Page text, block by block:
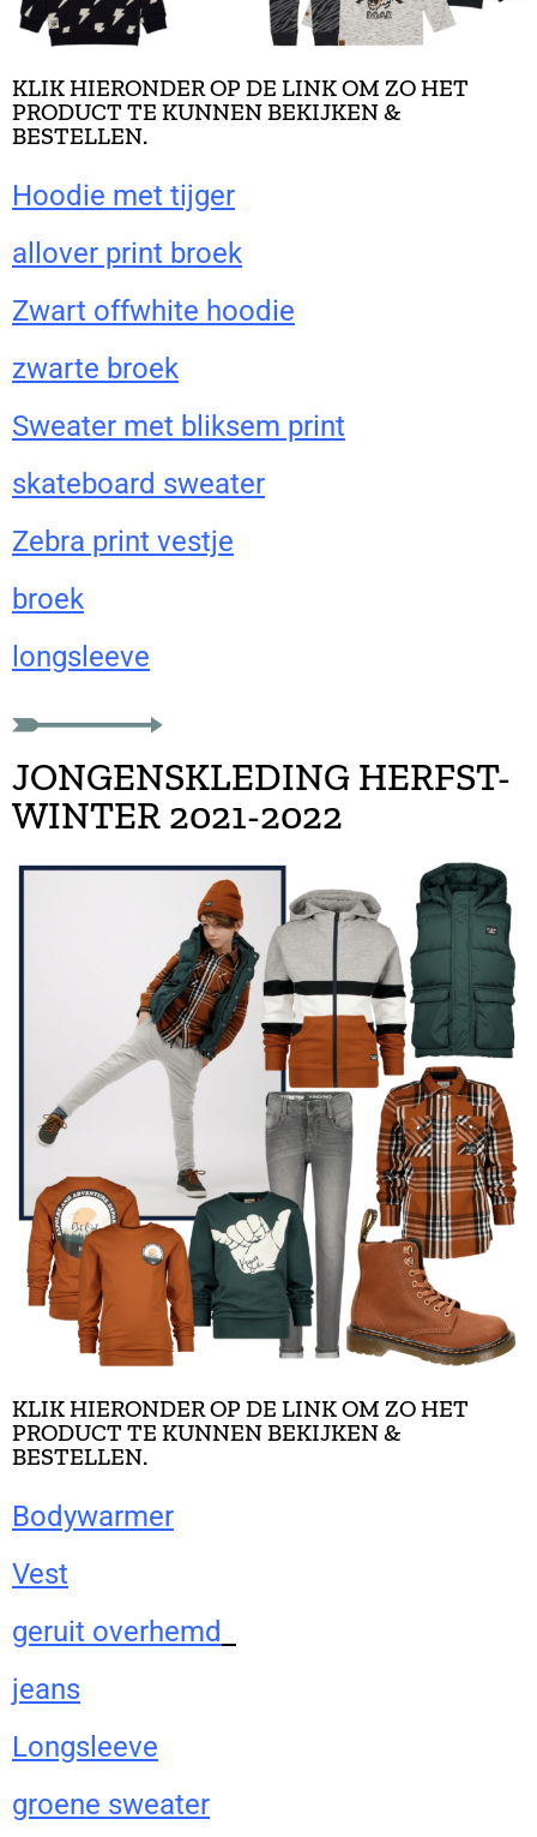
KLIK HIERONDER OP DE LINK OM ZO HET
PRODUCT TE KUNNEN BEKIJKEN &
BESTELLEN.
Hoodie met tijger
allover print broek
Zwart offwhite hoodie
zwarte broek
Sweater met bliksem print
skateboard sweater
Zebra print vestje
broek
longsleeve
JONGENSKLEDING HERFST-
WINTER 2021-2022
KLIK HIERONDER OP DE LINK OM ZO HET
PRODUCT TE KUNNEN BEKIJKEN &
BESTELLEN.
Bodywarmer
Vest
geruit overhemd
jeans
Longsleeve
groene sweater